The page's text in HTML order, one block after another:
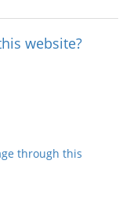
website?
through this